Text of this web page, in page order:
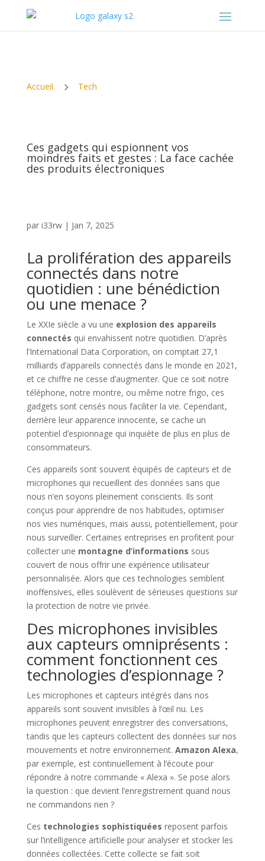
Accueil 5 Tech
Ces gadgets qui espionnent vos
moindres faits et gestes : La face cachée
des produits électroniques
par i33rw| Jan 7, 2025
La prolifération des appareils
connectés dans notre
quotidien : une bénédiction
ou une menace ?
Le XXIe siècle a vu une explosion des appareils
connectés qui envahissent notre quotidien. D’après
l’International Data Corporation, on comptait 27,1
milliards d’appareils connectés dans le monde en 2021,
et ce chiffre ne cesse d’augmenter. Que ce soit notre
téléphone, notre montre, ou même notre frigo, ces
gadgets sont censés nous faciliter la vie. Cependant,
derrière leur apparence innocente, se cache un
potentiel d’espionnage qui inquiète de plus en plus de
consommateurs.
Ces appareils sont souvent équipés de capteurs et de
microphones qui recueillent des données sans que
nous n’en soyons pleinement conscients. Ils sont
conçus pour apprendre de nos habitudes, optimiser
nos vies numériques, mais aussi, potentiellement, pour
nous surveiller. Certaines entreprises en profitent pour
collecter une montagne d’informations sous
couvert de nous offrir une expérience utilisateur
personnalisée. Alors que ces technologies semblent
inoffensives, elles soulèvent de sérieuses questions sur
la protection de notre vie privée.
Des microphones invisibles
aux capteurs omniprésents :
comment fonctionnent ces
technologies d’espionnage ?
Les microphones et capteurs intégrés dans nos
appareils sont souvent invisibles à l’œil nu. Les
microphones peuvent enregistrer des conversations,
tandis que les capteurs collectent des données sur nos
mouvements et notre environnement. Amazon Alexa,
par exemple, est continuellement à l’écoute pour
répondre à notre commande « Alexa ». Se pose alors
la question : que devient l’enregistrement quand nous
ne commandons rien ?
Ces technologies sophistiquées reposent parfois
sur l’intelligence artificielle pour analyser et stocker les
données collectées. Cette collecte se fait soit